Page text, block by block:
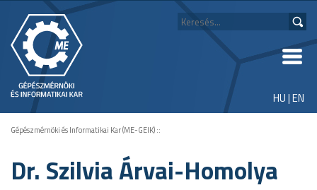
HU|EN
Gépészmérnöki és Informatikai Kar (ME-GEIK)::
Dr. Szilvia Árvai-Homolya